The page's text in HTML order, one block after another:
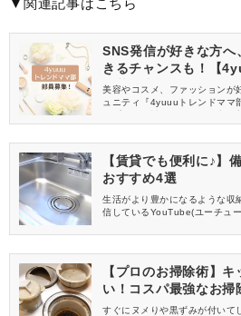
SNS発信が好きな方
きるチャンスも！【
員募集中
美容やコスメ、ファッションが
ュニティ『4yuuuトレンドママ
信してくれる方を募集していま
【賃貸でも便利に♪】
おすすめ4選
生活がより豊かになるような収
信しているYouTube(ユーチュ
の中から、賃貸の備え付けから
【プロのお掃除術】
い！コスパ最強なお掃
すぐにヌメりや黒ずみが付いて